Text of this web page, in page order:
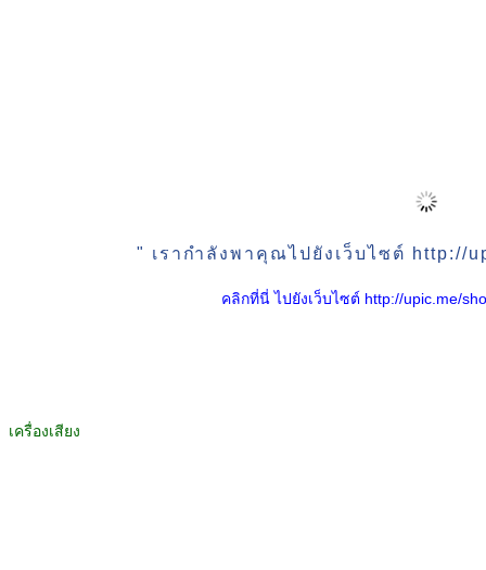
" เรากำลังพาคุณไปยังเว็บไซต์ http://
คลิกที่นี่ ไปยังเว็บไซต์ http://upic.me/
เครื่องเสียง